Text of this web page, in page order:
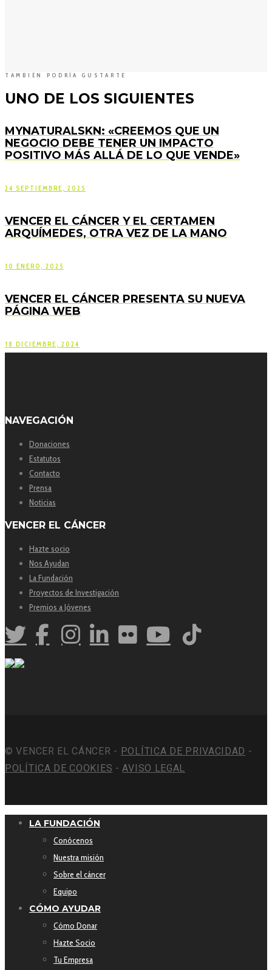
TAMBIÉN PODRÍA GUSTARTE
UNO DE LOS SIGUIENTES
MYNATURALSKN: «CREEMOS QUE UN
NEGOCIO DEBE TENER UN IMPACTO
POSITIVO MÁS ALLÁ DE LO QUE VENDE»
24 SEPTIEMBRE, 2025
VENCER EL CÁNCER Y EL CERTAMEN
ARQUÍMEDES, OTRA VEZ DE LA MANO
10 ENERO, 2025
VENCER EL CÁNCER PRESENTA SU NUEVA
PÁGINA WEB
18 DICIEMBRE, 2024
NAVEGACIÓN
Donaciones
Estatutos
Contacto
Prensa
Noticias
VENCER EL CÁNCER
Hazte socio
Nos Ayudan
La Fundación
Proyectos de Investigación
Premios a Jóvenes
© VENCER EL CÁNCER - POLÍTICA DE PRIVACIDAD -
POLÍTICA DE COOKIES -AVISO LEGAL
LA FUNDACIÓN
Conócenos
Nuestra misión
Sobre el cáncer
Equipo
CÓMO AYUDAR
Cómo Donar
Hazte Socio
Tu Empresa